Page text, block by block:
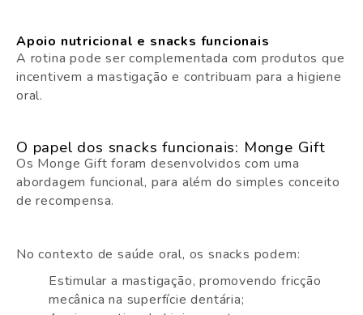
Apoio nutricional e snacks funcionais
A rotina pode ser complementada com produtos que
incentivem a mastigação e contribuam para a higiene
oral.
O papel dos snacks funcionais: Monge Gift
Os Monge Gift foram desenvolvidos com uma
abordagem funcional, para além do simples conceito
de recompensa.
No contexto de saúde oral, os snacks podem:
Estimular a mastigação, promovendo fricção
mecânica na superfície dentária;